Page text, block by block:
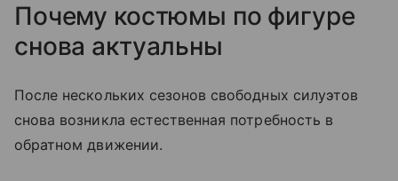
Почему костюмы по фигуре
снова актуальны
После нескольких сезонов свободных силуэтов
снова возникла естественная потребность в
обратном движении.